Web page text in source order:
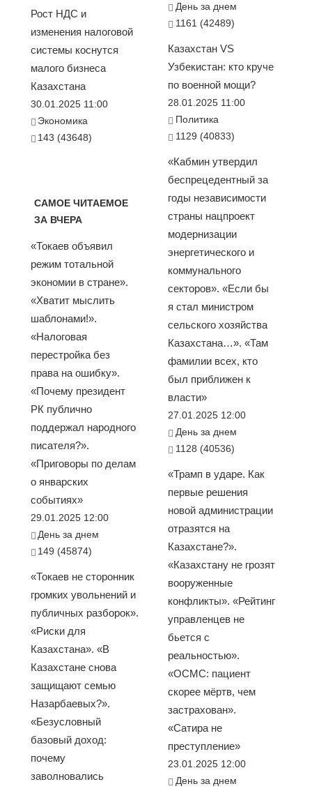
Рост НДС и
изменения налоговой
системы коснутся
малого бизнеса
Казахстана
30.01.2025 11:00
Экономика
143 (43648)
САМОЕ ЧИТАЕМОЕ
ЗА ВЧЕРА
«Токаев объявил
режим тотальной
экономии в стране».
«Хватит мыслить
шаблонами!».
«Налоговая
перестройка без
права на ошибку».
«Почему президент
РК публично
поддержал народного
писателя?».
«Приговоры по делам
о январских
событиях»
29.01.2025 12:00
День за днем
149 (45874)
«Токаев не сторонник
громких увольнений и
публичных разборок».
«Риски для
Казахстана». «В
Казахстане снова
защищают семью
Назарбаевых?».
«Безусловный
базовый доход:
почему
заволновались
День за днем
1161 (42489)
Казахстан VS
Узбекистан: кто круче
по военной мощи?
28.01.2025 11:00
Политика
1129 (40833)
«Кабмин утвердил
беспрецедентный за
годы независимости
страны нацпроект
модернизации
энергетического и
коммунального
секторов». «Если бы
я стал министром
сельского хозяйства
Казахстана…». «Там
фамилии всех, кто
был приближен к
власти»
27.01.2025 12:00
День за днем
1128 (40536)
«Трамп в ударе. Как
первые решения
новой администрации
отразятся на
Казахстане?».
«Казахстану не грозят
вооруженные
конфликты». «Рейтинг
управленцев не
бьется с
реальностью».
«ОСМС: пациент
скорее мёртв, чем
застрахован».
«Сатира не
преступление»
23.01.2025 12:00
День за днем